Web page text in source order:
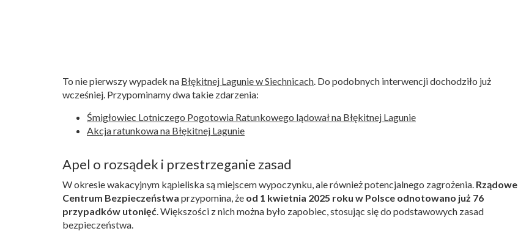
To nie pierwszy wypadek na Błękitnej Lagunie w Siechnicach . Do podobnych interwencji dochodziło już
wcześniej. Przypominamy dwa takie zdarzenia:
Śmigłowiec Lotniczego Pogotowia Ratunkowego lądował na Błękitnej Lagunie
Akcja ratunkowa na Błękitnej Lagunie
Apel o rozsądek i przestrzeganie zasad
W okresie wakacyjnym kąpieliska są miejscem wypoczynku, ale również potencjalnego zagrożenia. Rządowe
Centrum Bezpieczeństwa przypomina, że od 1 kwietnia 2025 roku w Polsce odnotowano już 76
przypadków utonięć . Większości z nich można było zapobiec, stosując się do podstawowych zasad
bezpieczeństwa.